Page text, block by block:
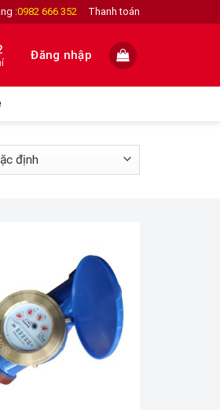
:0982 666 352 Thanh toán
Đăng nhập